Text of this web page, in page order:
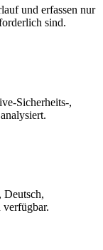
und erfassen nur
sind.
Sicherheits-,
Deutsch,
verfügbar.